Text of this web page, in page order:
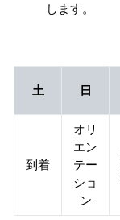
します。
土 日
到着
オリ
エン
テー
ショ
ン